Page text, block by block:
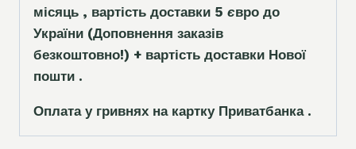
місяць , вартість доставки 5 євро до
України (Доповнення заказів
безкоштовно!) + вартість доставки Нової
пошти .
Оплата у гривнях на картку Приватбанка .